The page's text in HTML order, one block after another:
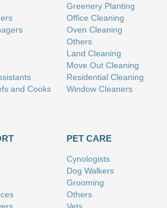
and Cooks
Greenery Planting
Office Cleaning
Oven Cleaning
Others
Land Cleaning
Move Out Cleaning
Residential Cleaning
Window Cleaners
PET CARE
Cynologists
Dog Walkers
Grooming
Others